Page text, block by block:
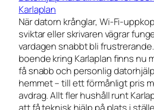
Karlaplan
När datorn krånglar, Wi-Fi-
sviktar eller skrivaren vägrar
vardagen snabbt bli
boende kring Karlaplan finns nu
få snabb och personlig
hemmet – till ett förmånligt pris
avdrag. Allt fler hushåll runt